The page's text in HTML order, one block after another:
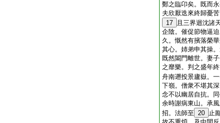
鄭之臨卬矣。既而
夫欣厭迭來終歸憂
17
且三界迴沈諸
企陰。催促節物逼
久。慨然有擯落榮
其心。姉弟申其操
既然闔門離世。妻
之靡樂。判之盛年
舟南遡投景廬嶽。
下嶺。僧衆不堪其
念不以幽居自抗。
余時謝病東山。承
招。法師至 20 止